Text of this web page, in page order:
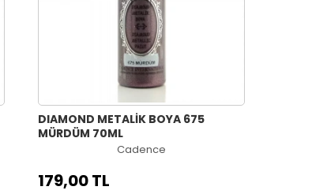
DIAMOND METALİK BOYA 675
MÜRDÜM 70ML
Cadence
179,00 TL